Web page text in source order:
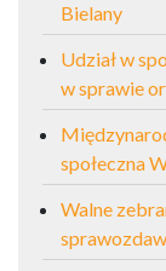
Bielany
Udział w
w sprawie
społeczna
Walne